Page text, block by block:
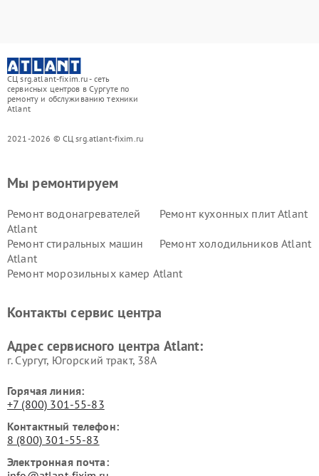
СЦ srg.atlant-fixim.ru - сеть
сервисных центров в Сургуте по
ремонту и обслуживанию техники
Atlant
2021-2026 © СЦ srg.atlant-fixim.ru
Мы ремонтируем
Ремонт водонагревателей
Atlant
Ремонт кухонных плит Atlant
Ремонт стиральных машин
Atlant
Ремонт холодильников Atlant
Ремонт морозильных камер Atlant
Контакты сервис центра
Адрес сервисного центра Atlant:
г. Сургут, Югорский тракт, 38А
Горячая линия:
+7 (800) 301-55-83
Контактный телефон:
8 (800) 301-55-83
Электронная почта: